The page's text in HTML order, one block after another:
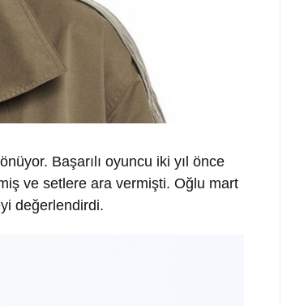
Başarılı oyuncu iki yıl önce
ve setlere ara vermişti. Oğlu mart
değerlendirdi.